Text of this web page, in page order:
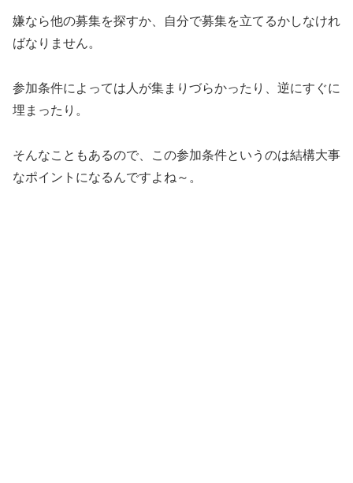
嫌なら他の募集を探すか、自分で募集を立てるかしなけれ
ばなりません。
参加条件によっては人が集まりづらかったり、逆にすぐに
埋まったり。
そんなこともあるので、この参加条件というのは結構大事
なポイントになるんですよね～。